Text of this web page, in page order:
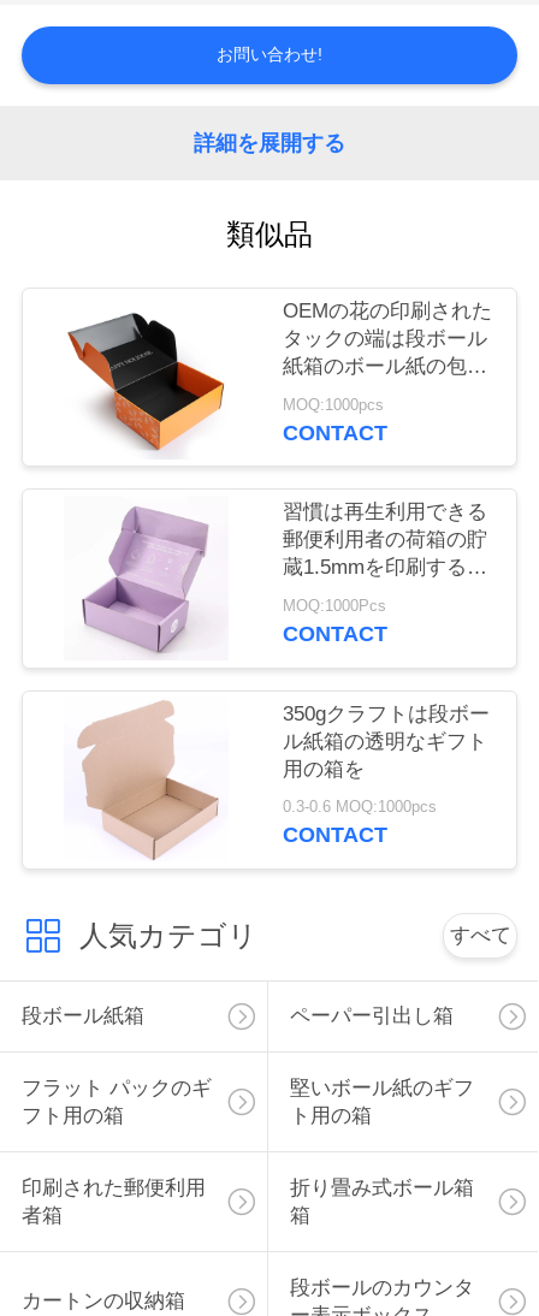
い
て
行
管
達
さ
い
ニ
ュ
ー
ス
お問い合わせ!
詳細を展開する
類似品
OEMの花の印刷された
タックの端は段ボール
紙箱のボール紙の包装
の郵便利用者の荷箱を
MOQ:1000pcs
CONTACT
習慣は再生利用できる
郵便利用者の荷箱の貯
蔵1.5mmを印刷する段
ボール紙箱を
MOQ:1000Pcs
CONTACT
350gクラフトは段ボー
ル紙箱の透明なギフト
用の箱を
0.3-0.6 MOQ:1000pcs
CONTACT
人気カテゴリ すべて
段ボール紙箱 ペーパー引出し箱
フラット パックのギ
フト用の箱
堅いボール紙のギフ
ト用の箱
印刷された郵便利用
者箱
折り畳み式ボール箱
箱
カートンの収納箱
段ボールのカウンタ